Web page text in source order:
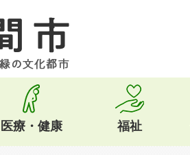
医療・健康 福祉